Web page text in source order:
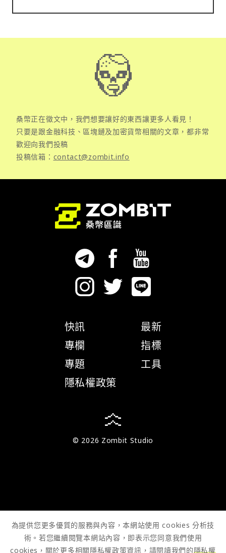
桑幣正在徵文中，我們想要讓好的東西讓更多人看見！
只要是跟金融科技、區塊鏈及加密貨幣相關的文章，都非常
歡迎向我們投稿
投稿信箱： contact@zombit.info
快訊
專欄
專題
隱私權政策
最新
指標
工具
© 2026 Zombit Studio
為提供您更多優質的服務與內容，本網站使用 cookies 分析技
術。若您繼續閱覽本網站內容，即表示您同意我們使用
cookies，關於更多相關隱私權政策資訊，請閱讀我們的隱私權